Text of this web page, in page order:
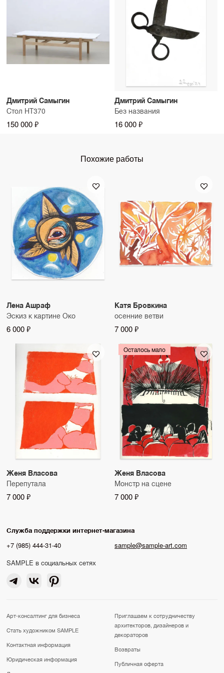
Дмитрий Самыгин
Стол НТ370
150 000 ₽
Дмитрий Самыгин
Без названия
16 000 ₽
Похожие работы
Лена Ашраф
Эскиз к картине Око
6 000 ₽
Катя Бровкина
осенние ветви
7 000 ₽
Женя Власова
Перепутала
7 000 ₽
Осталось мало
Женя Власова
Монстр на сцене
7 000 ₽
Служба поддержки интернет-магазина
+7 (985) 444-31-40
sample@sample-art.com
SAMPLE в социальных сетях
Арт-консалтинг для бизнеса
Стать художником SAMPLE
Контактная информация
Юридическая информация
Приглашаем к сотрудничеству
архитекторов, дизайнеров и
декораторов
Возвраты
Публичная оферта